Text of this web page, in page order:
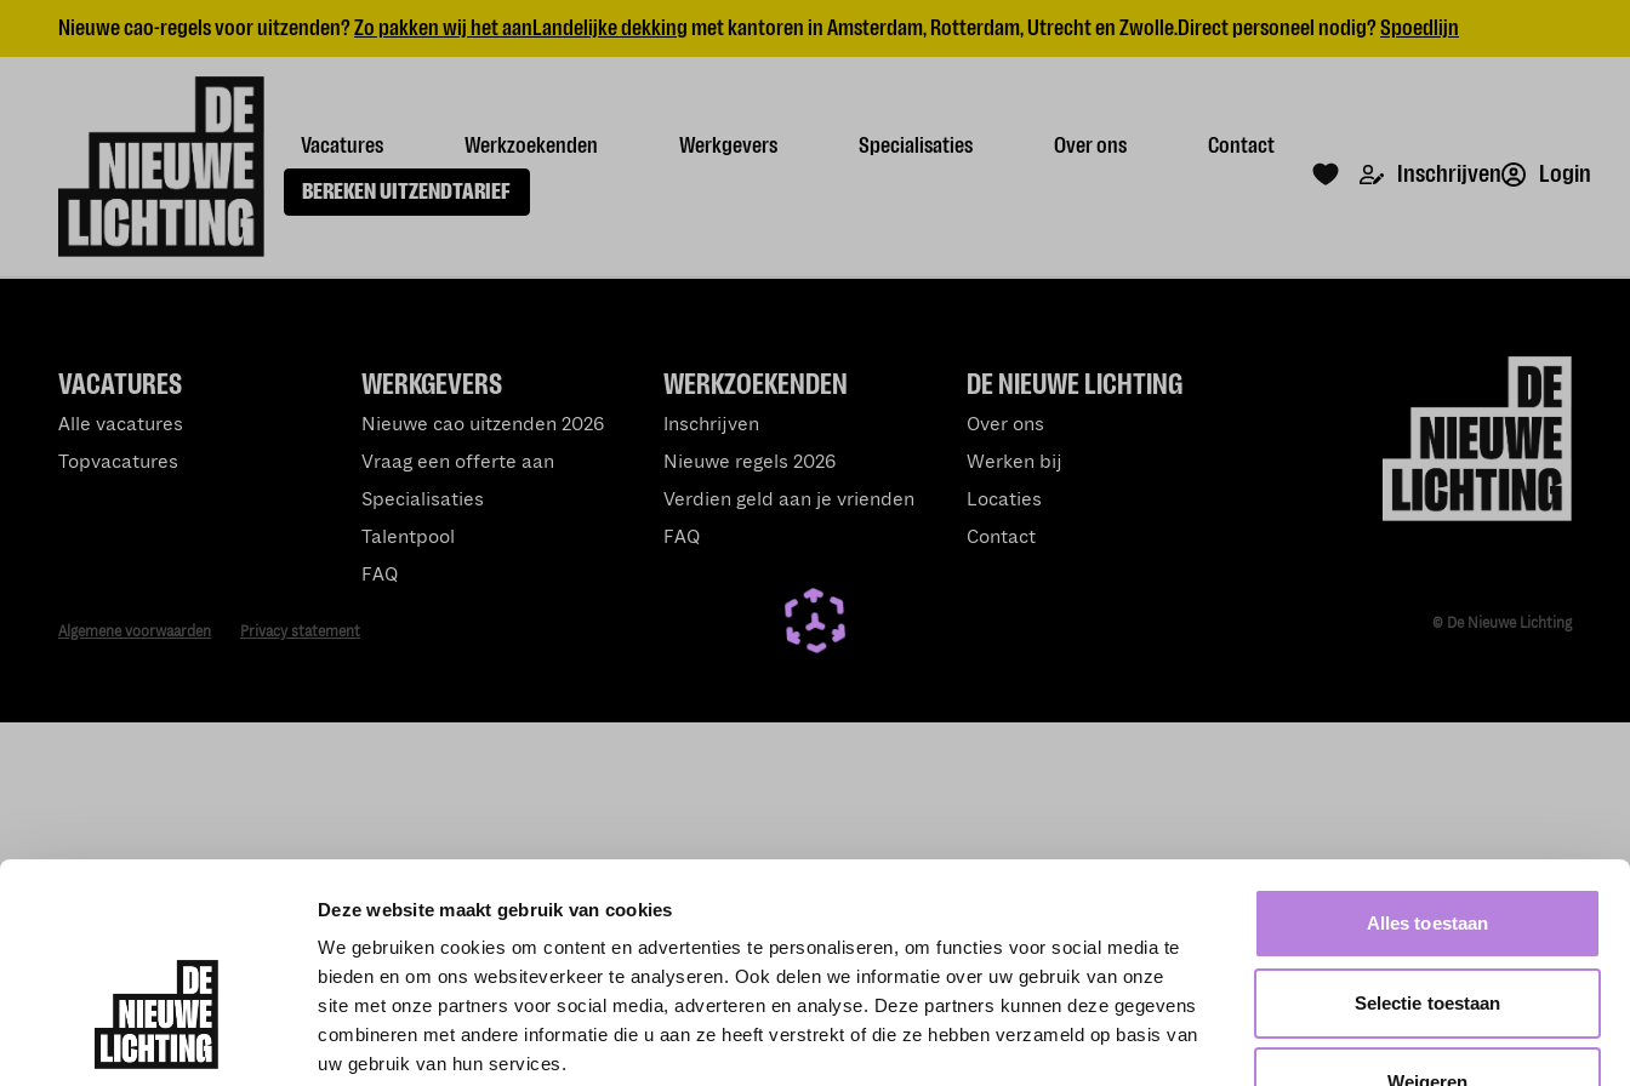
Deze website maakt gebruik van cookies
We gebruiken cookies om content en advertenties te personaliseren, om functies voor social media te
bieden en om ons websiteverkeer te analyseren. Ook delen we informatie over uw gebruik van onze
site met onze partners voor social media, adverteren en analyse. Deze partners kunnen deze gegevens
combineren met andere informatie die u aan ze heeft verstrekt of die ze hebben verzameld op basis van
uw gebruik van hun services.
Alles toestaan
Selectie toestaan
Weigeren
Nieuwe cao-regels voor uitzenden?Zo pakken wij het aanLandelijke dekking met kantoren in Amsterdam, Rotterdam, Utrecht en Zwolle.Direct personeel nodig?Spoedlijn
Vacatures Werkzoekenden Werkgevers Specialisaties Over ons
Contact
BEREKEN UITZENDTARIEF
Inschrijven Login
DE NIEUWE LICHTING
Over ons
Werken bij
Locaties
Contact
WERKZOEKENDEN
Inschrijven
Nieuwe regels 2026
Verdien geld aan je vrienden
FAQ
WERKGEVERS
Nieuwe cao uitzenden 2026
Vraag een offerte aan
Specialisaties
Talentpool
FAQ
VACATURES
Alle vacatures
Topvacatures
Algemene voorwaarden Privacy statement © De Nieuwe Lichting